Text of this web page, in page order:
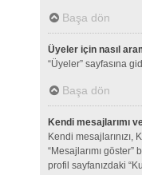
Başa dön
Üyeler için nasıl
“Üyeler” sayfasına
Başa dön
Kendi mesajlarımı
Kendi mesajlarınızı,
“Mesajlarımı göster”
profil sayfanızdaki